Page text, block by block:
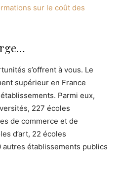
sur le coût des
s’offrent à vous. Le
supérieur en France
Parmi eux,
227 écoles
de commerce et de
d’art, 22 écoles
autres établissements publics